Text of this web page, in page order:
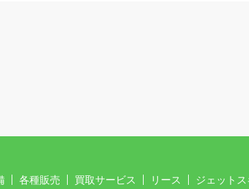
各種販売 買取サービス リース ジェットス